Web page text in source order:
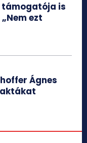
támogatója is
ezt
Ágnes